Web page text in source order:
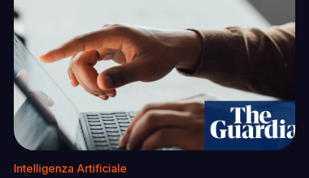
Intelligenza Artificiale